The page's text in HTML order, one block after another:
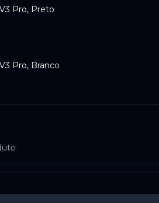
Pro, Preto
Pro, Branco